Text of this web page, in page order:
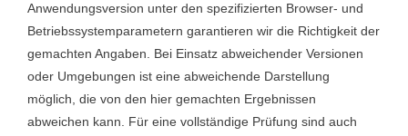
Anwendungsversion unter den spezifizierten Browser- und
Betriebssystemparametern garantieren wir die Richtigkeit der
gemachten Angaben. Bei Einsatz abweichender Versionen
oder Umgebungen ist eine abweichende Darstellung
möglich, die von den hier gemachten Ergebnissen
abweichen kann. Für eine vollständige Prüfung sind auch